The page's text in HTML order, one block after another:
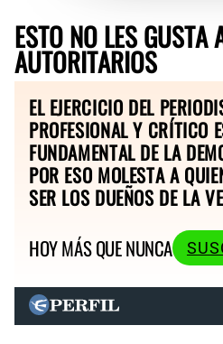
ESTO NO LES GUSTA
AUTORITARIOS
EL EJERCICIO DEL
PROFESIONAL Y CRÍTICO
FUNDAMENTAL DE LA
POR ESO MOLESTA A
SER LOS DUEÑOS DE LA
HOY MÁS QUE NUNCA